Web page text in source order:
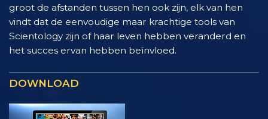
groot de afstanden tussen hen ook zijn, elk van hen
vindt dat de eenvoudige maar krachtige tools van
Scientology zijn of haar leven hebben veranderd en
het succes ervan hebben beïnvloed.
DOWNLOAD